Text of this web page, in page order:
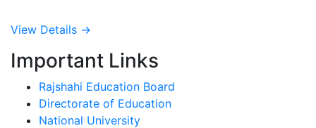
View Details →
Important Links
Rajshahi Education Board
Directorate of Education
National University